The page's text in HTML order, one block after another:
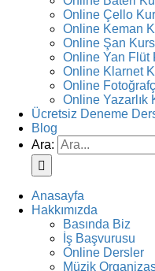
Online Çello
Online Keman
Online Şan
Online Yan Flüt
Online Klarnet
Online
Online Yazarlık
Ücretsiz Deneme
Blog
Ara:
Anasayfa
Hakkımızda
Basında Biz
İş Başvurusu
Online Dersler
Müzik